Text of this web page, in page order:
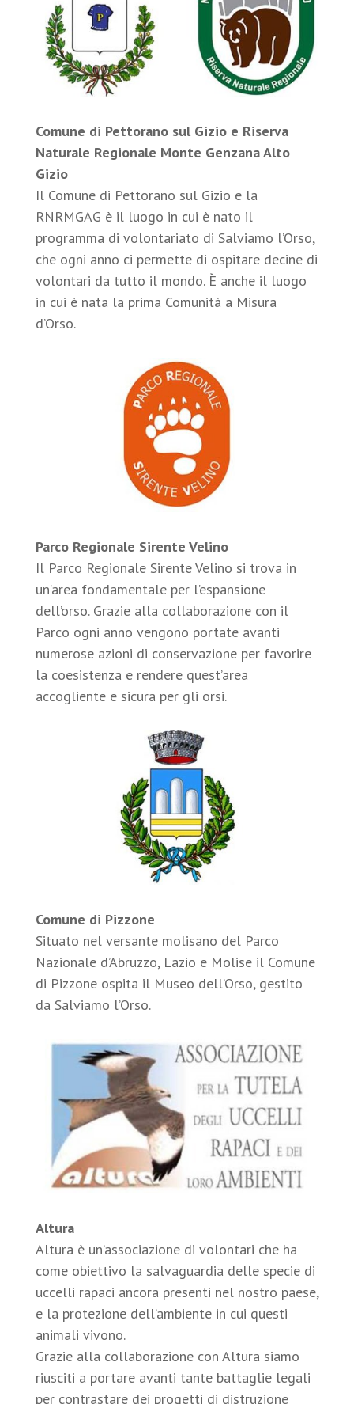
Comune di Pettorano sul Gizio e Riserva
Naturale Regionale Monte Genzana Alto
Gizio
Il Comune di Pettorano sul Gizio e la
RNRMGAG è il luogo in cui è nato il
programma di volontariato di Salviamo l’Orso,
che ogni anno ci permette di ospitare decine di
volontari da tutto il mondo. È anche il luogo
in cui è nata la prima Comunità a Misura
d’Orso.
Parco Regionale Sirente Velino
Il Parco Regionale Sirente Velino si trova in
un’area fondamentale per l’espansione
dell’orso. Grazie alla collaborazione con il
Parco ogni anno vengono portate avanti
numerose azioni di conservazione per favorire
la coesistenza e rendere quest’area
accogliente e sicura per gli orsi.
Comune di Pizzone
Situato nel versante molisano del Parco
Nazionale d’Abruzzo, Lazio e Molise il Comune
di Pizzone ospita il Museo dell’Orso, gestito
da Salviamo l’Orso.
Altura
Altura è un’associazione di volontari che ha
come obiettivo la salvaguardia delle specie di
uccelli rapaci ancora presenti nel nostro paese,
e la protezione dell’ambiente in cui questi
animali vivono.
Grazie alla collaborazione con Altura siamo
riusciti a portare avanti tante battaglie legali
per contrastare dei progetti di distruzione